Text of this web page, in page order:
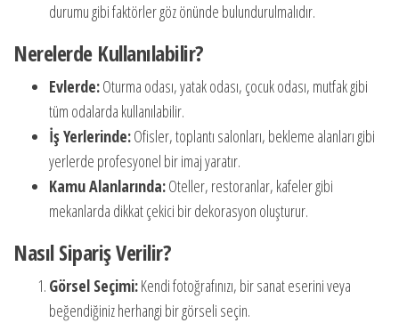
durumu gibi faktörler göz önünde bulundurulmalıdır.
Nerelerde Kullanılabilir?
Evlerde:Oturma odası, yatak odası, çocuk odası, mutfak gibi
tüm odalarda kullanılabilir.
İş Yerlerinde:Ofisler, toplantı salonları, bekleme alanları gibi
yerlerde profesyonel bir imaj yaratır.
Kamu Alanlarında:Oteller, restoranlar, kafeler gibi
mekanlarda dikkat çekici bir dekorasyon oluşturur.
Nasıl Sipariş Verilir?
Görsel Seçimi:Kendi fotoğrafınızı, bir sanat eserini veya
beğendiğiniz herhangi bir görseli seçin.